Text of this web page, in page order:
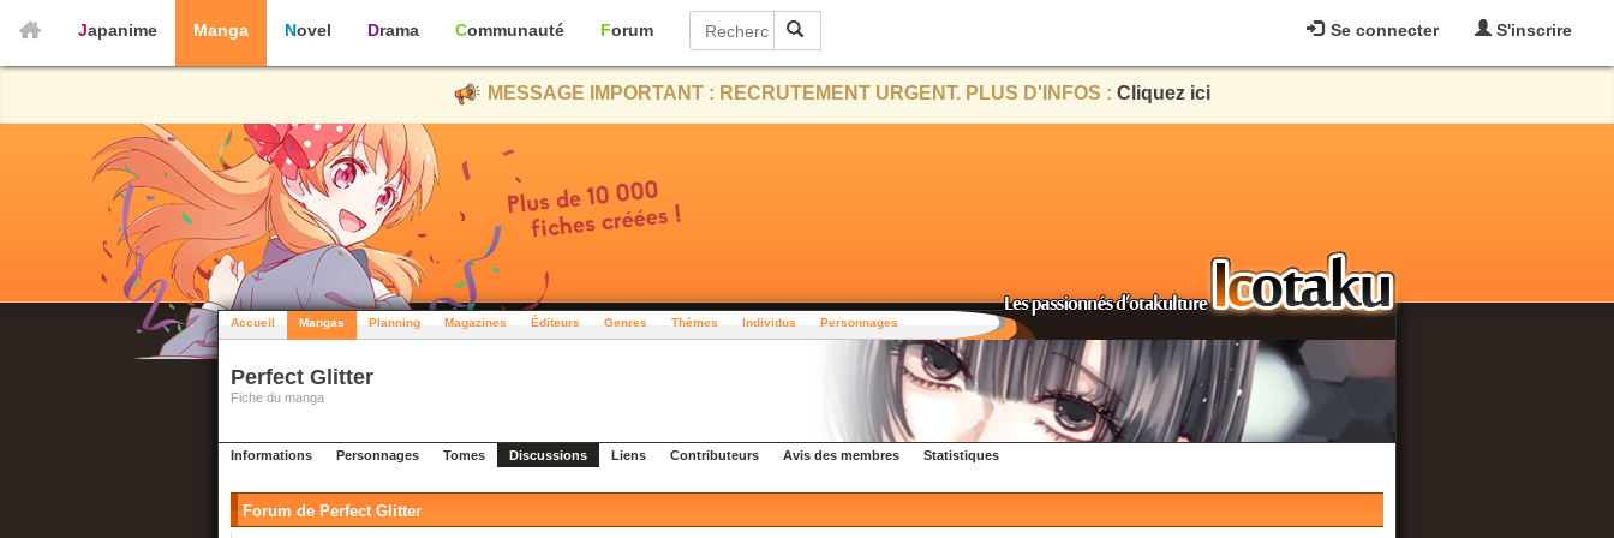
Se connecter S'inscrire
Japanime Manga Novel Drama Communauté Forum
MESSAGE IMPORTANT : RECRUTEMENT URGENT. PLUS D'INFOS : Cliquez ici
Accueil Mangas Planning Magazines Éditeurs Genres Thèmes Individus Personnages
Perfect Glitter
Fiche du manga
Informations Personnages Tomes Discussions Liens Contributeurs Avis des membres Statistiques
Forum de Perfect Glitter